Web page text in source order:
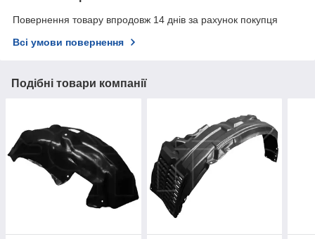
Повернення товару впродовж 14 днів за рахунок покупця
Всі умови повернення
Подібні товари компанії